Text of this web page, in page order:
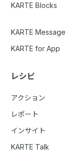
KARTE Blocks
KARTE Message
KARTE for App
レシピ
アクション
レポート
インサイト
KARTE Talk